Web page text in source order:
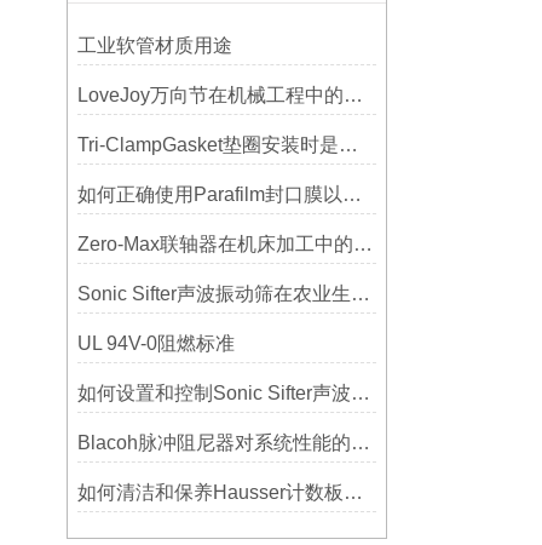
工业软管材质用途
LoveJoy万向节在机械工程中的重要性
Tri-ClampGasket垫圈安装时是否需要涂抹润滑剂或密封脂？
如何正确使用Parafilm封口膜以确保实验结果的准确性？
Zero-Max联轴器在机床加工中的应用及精度保证方法
Sonic Sifter声波振动筛在农业生产中的应用与优化
UL 94V-0阻燃标准
如何设置和控制Sonic Sifter声波振动筛的振动频率和振幅？
Blacoh脉冲阻尼器对系统性能的影响分析
如何清洁和保养Hausser计数板，避免划伤网格线？